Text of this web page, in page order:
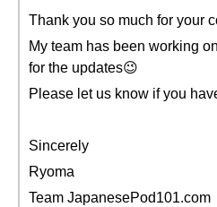
Thank you so much for your
My team has been working
for the updates😉
Please let us know if you
Sincerely
Ryoma
Team JapanesePod101.com